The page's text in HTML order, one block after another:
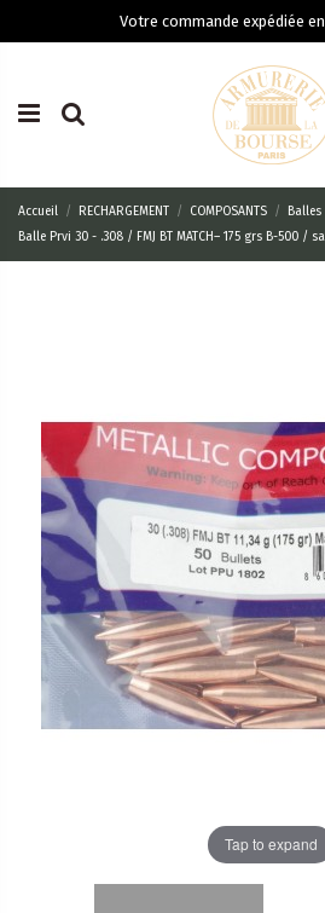
Votre commande expédiée
Accueil RECHARGEMENT COMPOSANTS Balles
Balle Prvi 30 - .308 / FMJ BT MATCH– 175 grs B-500 /
Tap to expand